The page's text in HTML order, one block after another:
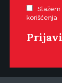
Slažem
korišćenja